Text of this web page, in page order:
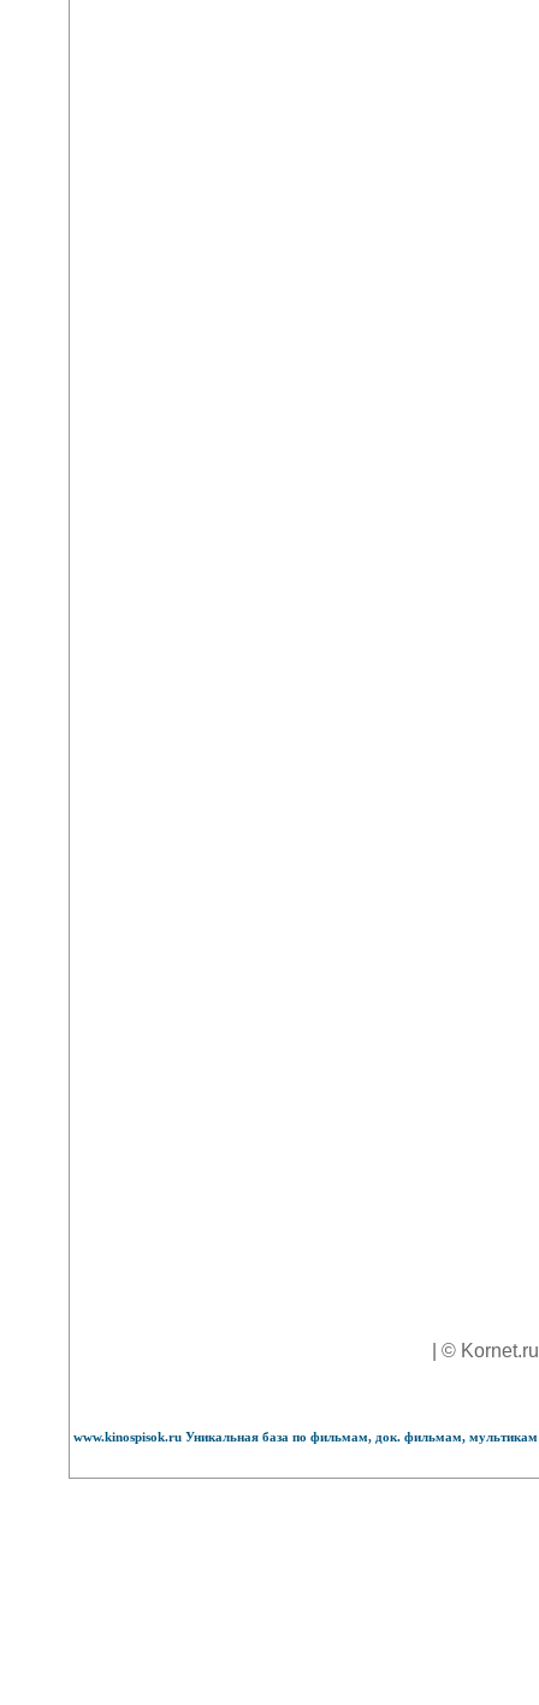
| ©
www.kinospisok.ru Уникальная база по фильмам, док. фильмам,